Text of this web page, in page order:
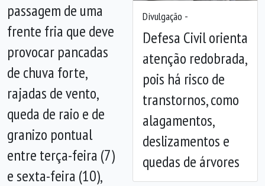
Divulgação -
Defesa Civil orienta
atenção redobrada,
pois há risco de
transtornos, como
alagamentos,
deslizamentos e
quedas de árvores
Anterior
passagem de uma
frente fria que deve
provocar pancadas
de chuva forte,
rajadas de vento,
queda de raio e de
granizo pontual
entre terça-feira (7)
e sexta-feira (10),